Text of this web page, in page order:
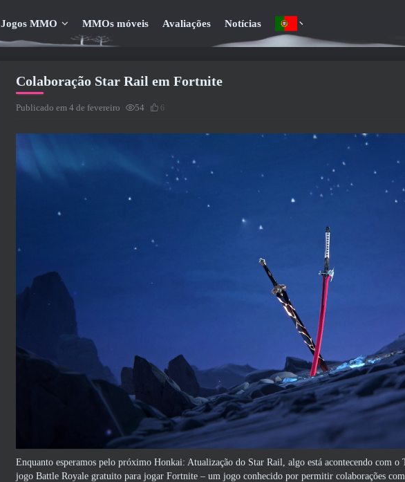
Jogos MMO MMOs móveis Avaliações Notícias
Colaboração Star Rail em Fortnite
Publicado em 4 de fevereiro 54 6
Enquanto esperamos pelo próximo Honkai: Atualização do Star Rail, algo está acontecendo com o
jogo Battle Royale gratuito para jogar Fortnite – um jogo conhecido por permitir colaborações